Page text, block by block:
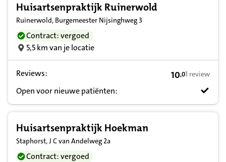
Huisartsenpraktijk Ruinerwold
Ruinerwold, Burgemeester Nijsinghweg 3
Contract: vergoed
5,5 km van je locatie
Reviews: 10,0 op basis
10,01 review
Open voor nieuwe patiënten:
Huisartsenpraktijk Hoekman
Staphorst, J C van Andelweg 2a
Contract: vergoed